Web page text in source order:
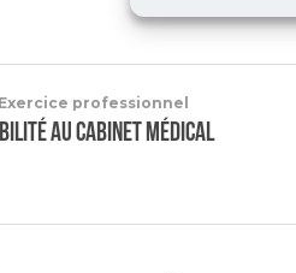
Exercice professionnel
au cabinet médical